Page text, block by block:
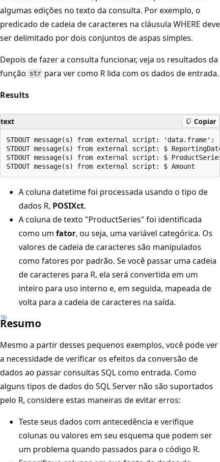
algumas edições no texto da consulta. Por exemplo, o
predicado de cadeia de caracteres na cláusula WHERE deve
ser delimitado por dois conjuntos de aspas simples.
Depois de fazer a consulta funcionar, veja os resultados da
função str para ver como R lida com os dados de entrada.
Results
text Copiar
STDOUT message(s) from external script:
STDOUT message(s) from external script: $
STDOUT message(s) from external script: $
A coluna datetime foi processada usando o tipo de
dados R, POSIXct.
A coluna de texto "ProductSeries" foi identificada
como um fator, ou seja, uma variável categórica. Os
valores de cadeia de caracteres são manipulados
como fatores por padrão. Se você passar uma cadeia
de caracteres para R, ela será convertida em um
inteiro para uso interno e, em seguida, mapeada de
volta para a cadeia de caracteres na saída.
Resumo
Mesmo a partir desses pequenos exemplos, você pode ver
a necessidade de verificar os efeitos da conversão de
dados ao passar consultas SQL como entrada. Como
alguns tipos de dados do SQL Server não são suportados
pelo R, considere estas maneiras de evitar erros:
Teste seus dados com antecedência e verifique
colunas ou valores em seu esquema que podem ser
um problema quando passados para o código R.